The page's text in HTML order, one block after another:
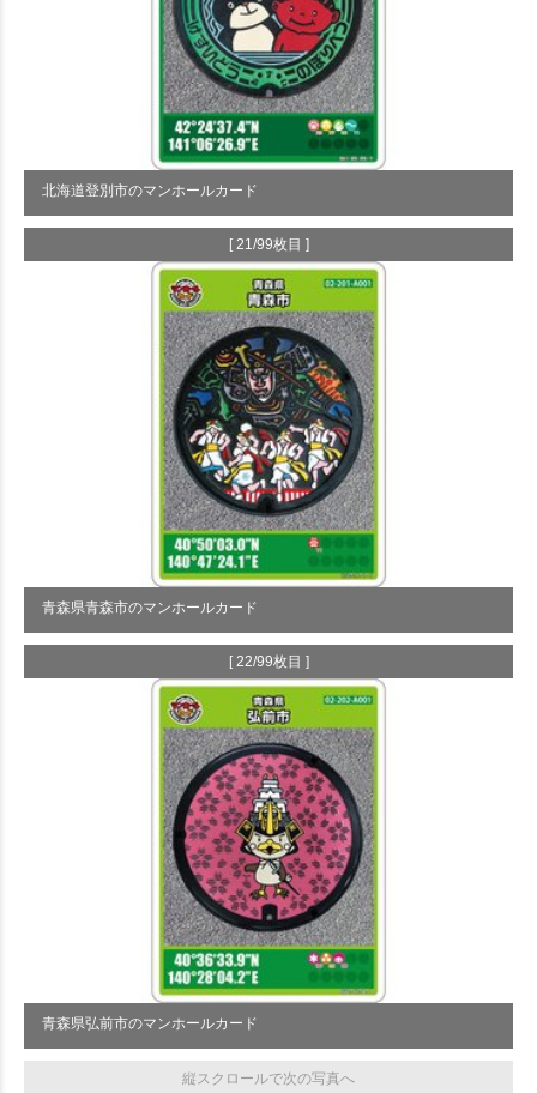
北海道登別市のマンホールカード
[ 21/99枚目 ]
青森県青森市のマンホールカード
[ 22/99枚目 ]
青森県弘前市のマンホールカード
縦スクロールで次の写真へ